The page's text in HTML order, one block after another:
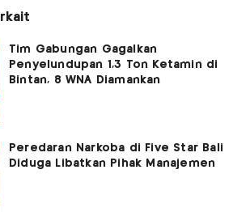
Tim Gabungan Gagalkan
Penyelundupan 1,3 Ton Ketamin di
Bintan, 8 WNA Diamankan
Peredaran Narkoba di Five Star Bali
Diduga Libatkan Pihak Manajemen